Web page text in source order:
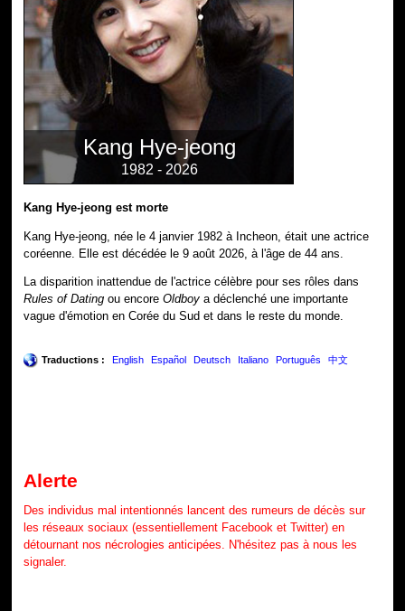
Kang Hye-jeong
1982 - 2026
Kang Hye-jeong est morte
Kang Hye-jeong, née le 4 janvier 1982 à Incheon, était une actrice
coréenne. Elle est décédée le 9 août 2026, à l'âge de 44 ans.
La disparition inattendue de l'actrice célèbre pour ses rôles dans
Rules of Dating ou encoreOldboy a déclenché une importante
vague d'émotion en Corée du Sud et dans le reste du monde.
Traductions : English Español Deutsch Italiano Português 中文
Alerte
Des individus mal intentionnés lancent des rumeurs de décès sur
les réseaux sociaux (essentiellement Facebook et Twitter) en
détournant nos nécrologies anticipées. N'hésitez pas à nous les
signaler.